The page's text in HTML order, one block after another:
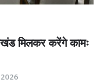
मिलकर करेंगे कामः